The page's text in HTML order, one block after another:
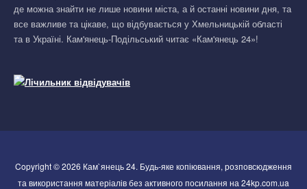
де можна знайти не лише новини міста, а й останні новини дня, та
все важливе та цікаве, що відбувається у Хмельницькій області
та в Україні. Кам'янець-Подільський читає «Кам'янець 24»!
Copyright © 2026 Кам`янець 24. Будь-яке копіювання, розповсюдження
та використання матеріалів без активного посилання на 24kp.com.ua